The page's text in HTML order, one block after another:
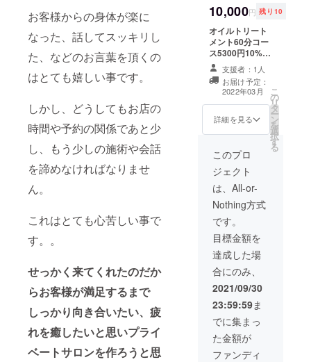
お客様からの身体が楽に
なった、話してスッキリし
た、などのお言葉を頂くの
はとても嬉しい事です。
しかし、どうしてもお店の
時間や予約の関係であと少
し、もう少しの施術や会話
を諦めなければなりませ
ん。
これはとても心苦しい事で
す。。
せっかく来てくれたのだか
らお客様が満足するまで
しっかり向き合いたい、疲
れを癒したいと思いプライ
ベートサロンを作ろうと思
10,000円 残り10
オイルトリート
メント60分コー
ス5300円10%割
引
支援者：1人
お届け予定：
2022年03月
詳細を見る
こ
の
リ
タ
ー
ン
を
選
択
す
る
このプロ
ジェクト
は、All-or-
Nothing方式
です。
目標金額を
達成した場
合にのみ、
2021/09/30
23:59:59ま
でに集まっ
た金額が
ファンディ